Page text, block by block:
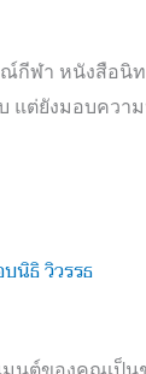
ณ์กีฬา หนังสือนิ
แต่ยังมอบควา